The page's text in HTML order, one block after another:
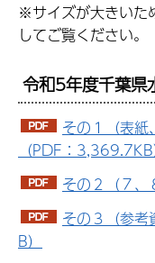
※サイズが大きいた
してご覧ください。
令和5年度千葉県
その１（表紙
（PDF：3,369.7KB
その２（７
その３（参
B）